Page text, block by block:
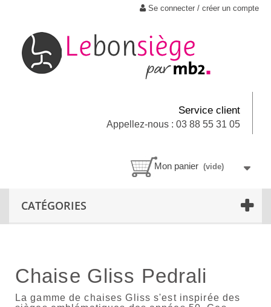
Se connecter / créer un compte
Service client
Appellez-nous : 03 88 55 31 05
Mon panier (vide)
CATÉGORIES
Chaise Gliss Pedrali
La gamme de chaises Gliss s'est inspirée des